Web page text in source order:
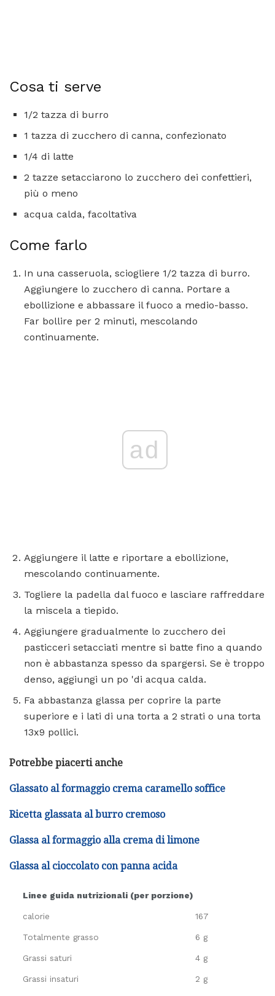
Cosa ti serve
1/2 tazza di burro
1 tazza di zucchero di canna, confezionato
1/4 di latte
2 tazze setacciarono lo zucchero dei confettieri,
più o meno
acqua calda, facoltativa
Come farlo
In una casseruola, sciogliere 1/2 tazza di burro.
Aggiungere lo zucchero di canna. Portare a
ebollizione e abbassare il fuoco a medio-basso.
Far bollire per 2 minuti, mescolando
continuamente.
ad
Aggiungere il latte e riportare a ebollizione,
mescolando continuamente.
Togliere la padella dal fuoco e lasciare raffreddare
la miscela a tiepido.
Aggiungere gradualmente lo zucchero dei
pasticceri setacciati mentre si batte fino a quando
non è abbastanza spesso da spargersi. Se è troppo
denso, aggiungi un po 'di acqua calda.
Fa abbastanza glassa per coprire la parte
superiore e i lati di una torta a 2 strati o una torta
13x9 pollici.
Potrebbe piacerti anche
Glassato al formaggio crema caramello soffice
Ricetta glassata al burro cremoso
Glassa al formaggio alla crema di limone
Glassa al cioccolato con panna acida
Linee guida nutrizionali (per porzione)
calorie 167
Totalmente grasso 6 g
Grassi saturi 4 g
Grassi insaturi 2 g